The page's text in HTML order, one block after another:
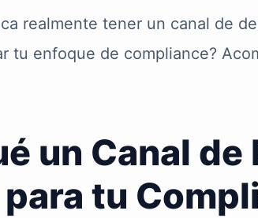
realmente tener un canal de
tu enfoque de compliance?
un Canal
tu